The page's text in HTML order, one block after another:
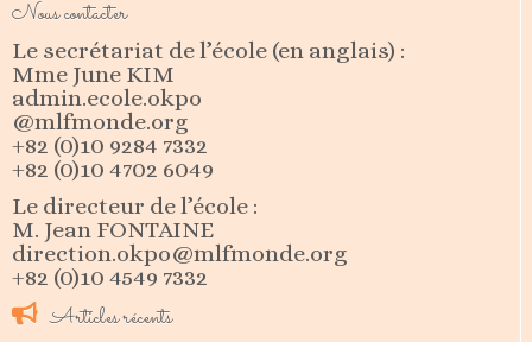
Nous contacter
Le secrétariat de l’école (en anglais) :
Mme June KIM
admin.ecole.okpo
@mlfmonde.org
+82 (0)10 9284 7332
+82 (0)10 4702 6049
Le directeur de l’école :
M. Jean FONTAINE
direction.okpo@mlfmonde.org
+82 (0)10 4549 7332
Articles récents